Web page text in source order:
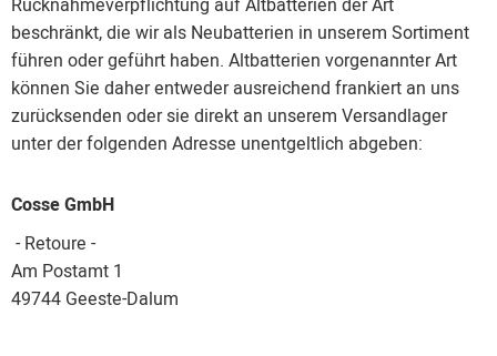
Rücknahmeverpflichtung auf Altbatterien der Art
beschränkt, die wir als Neubatterien in unserem Sortiment
führen oder geführt haben. Altbatterien vorgenannter Art
können Sie daher entweder ausreichend frankiert an uns
zurücksenden oder sie direkt an unserem Versandlager
unter der folgenden Adresse unentgeltlich abgeben:
Cosse GmbH
- Retoure -
Am Postamt 1
49744 Geeste-Dalum